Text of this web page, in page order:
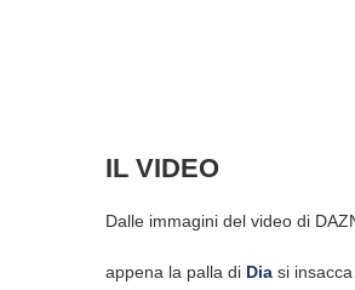
IL VIDEO
Dalle immagini del video di
appena la palla di Dia si